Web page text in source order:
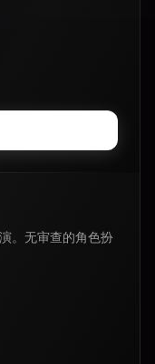
。无审查的角色扮